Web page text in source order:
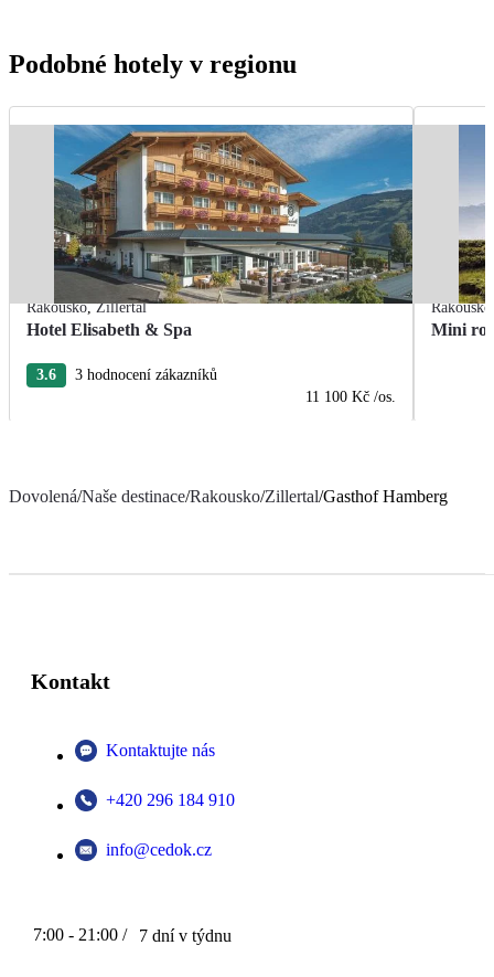
Podobné hotely v regionu
Rakousko,Zillertal
Hotel Elisabeth & Spa
3.6
3 hodnocení zákazníků
11 100 Kč /os.
Rakousko
Mini
Dovolená/Naše destinace/Rakousko/Zillertal/Gasthof Hamberg
Kontakt
Kontaktujte nás
+420 296 184 910
info@cedok.cz
7:00 - 21:00 / 7 dní v týdnu